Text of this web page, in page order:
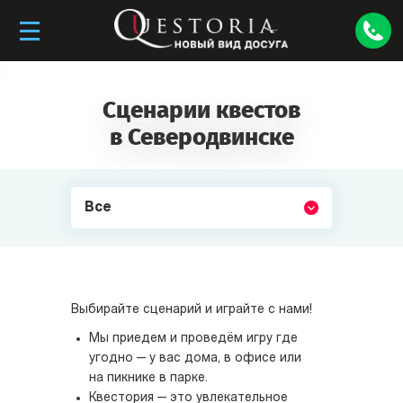
Сценарии квестов
в Северодвинске
Все
Выбирайте сценарий и играйте с нами!
Мы приедем и проведём игру где
угодно — у вас дома, в офисе или
на пикнике в парке.
Квестория — это увлекательное